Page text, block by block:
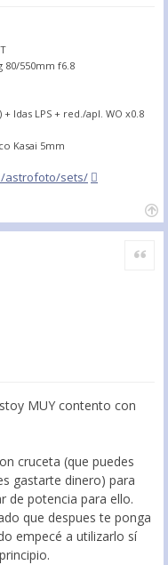
80/550mm f6.8
Idas LPS + red./apl. WO x0.8
Kasai 5mm
astrofoto/sets/
Citar
MUY contento con
cruceta (que puedes
gastarte dinero) para
de potencia para ello.
que despues te ponga
empecé a utilizarlo sí